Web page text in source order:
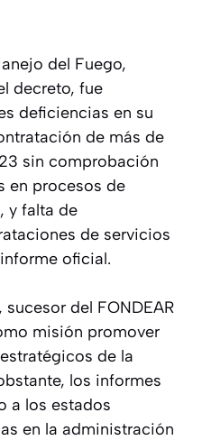
del Fuego,
decreto, fue
deficiencias en su
de más de
sin comprobación
en procesos de
y falta de
de servicios
oficial.
sucesor del FONDEAR
misión promover
de la
los informes
a los estados
en la administración